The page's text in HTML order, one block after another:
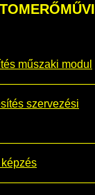
műszaki modul
szervezési